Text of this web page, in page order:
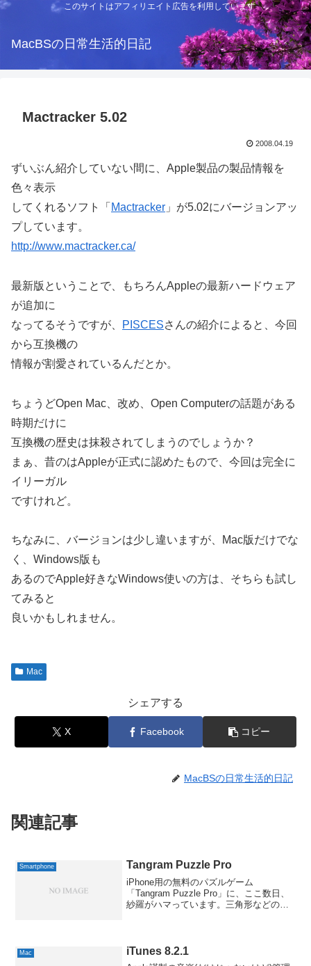
このサイトはアフィリエイト広告を利用しています
MacBSの日常生活的日記
Mactracker 5.02
2008.04.19
ずいぶん紹介していない間に、Apple製品の製品情報を
色々表示
してくれるソフト「 Mactracker 」が5.02にバージョンアッ
プしています。
http://www.mactracker.ca/
最新版ということで、もちろんAppleの最新ハードウェア
が追加に
なってるそうですが、
PISCESさんの紹介によると、今回
から互換機の
情報が割愛されているんだとか。
ちょうどOpen Mac、改め、Open Computerの話題がある
時期だけに
互換機の歴史は抹殺されてしまうのでしょうか？
まぁ、昔のはAppleが正式に認めたもので、今回は完全に
イリーガル
ですけれど。
ちなみに、バージョンは少し違いますが、Mac版だけでな
く、Windows版も
あるのでApple好きなWindows使いの方は、そちらも試し
てみると
良いかもしれません。
Mac
シェアする
X Facebook コピー
MacBSの日常生活的日記
関連記事
Smartphone Tangram Puzzle Pro
iPhone用の無料のパズルゲーム
「Tangram Puzzle Pro」に、ここ数日、
紗羅がハマっています。三角形などのブ
記憶があ...
Mac iTunes 8.2.1